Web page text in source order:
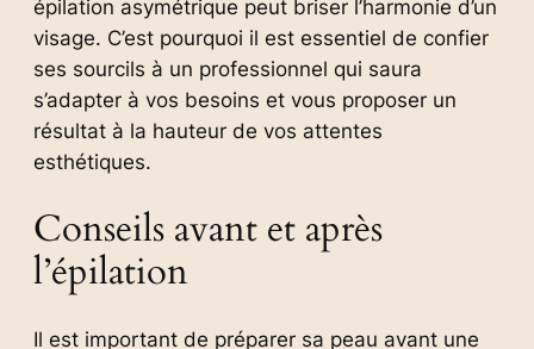
épilation asymétrique peut briser l’harmonie d’un
visage. C’est pourquoi il est essentiel de confier
ses sourcils à un professionnel qui saura
s’adapter à vos besoins et vous proposer un
résultat à la hauteur de vos attentes
esthétiques.
Conseils avant et après
l’épilation
Il est important de préparer sa peau avant une